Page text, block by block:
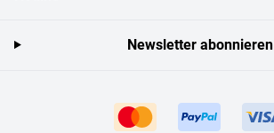
Newsletter abonnieren